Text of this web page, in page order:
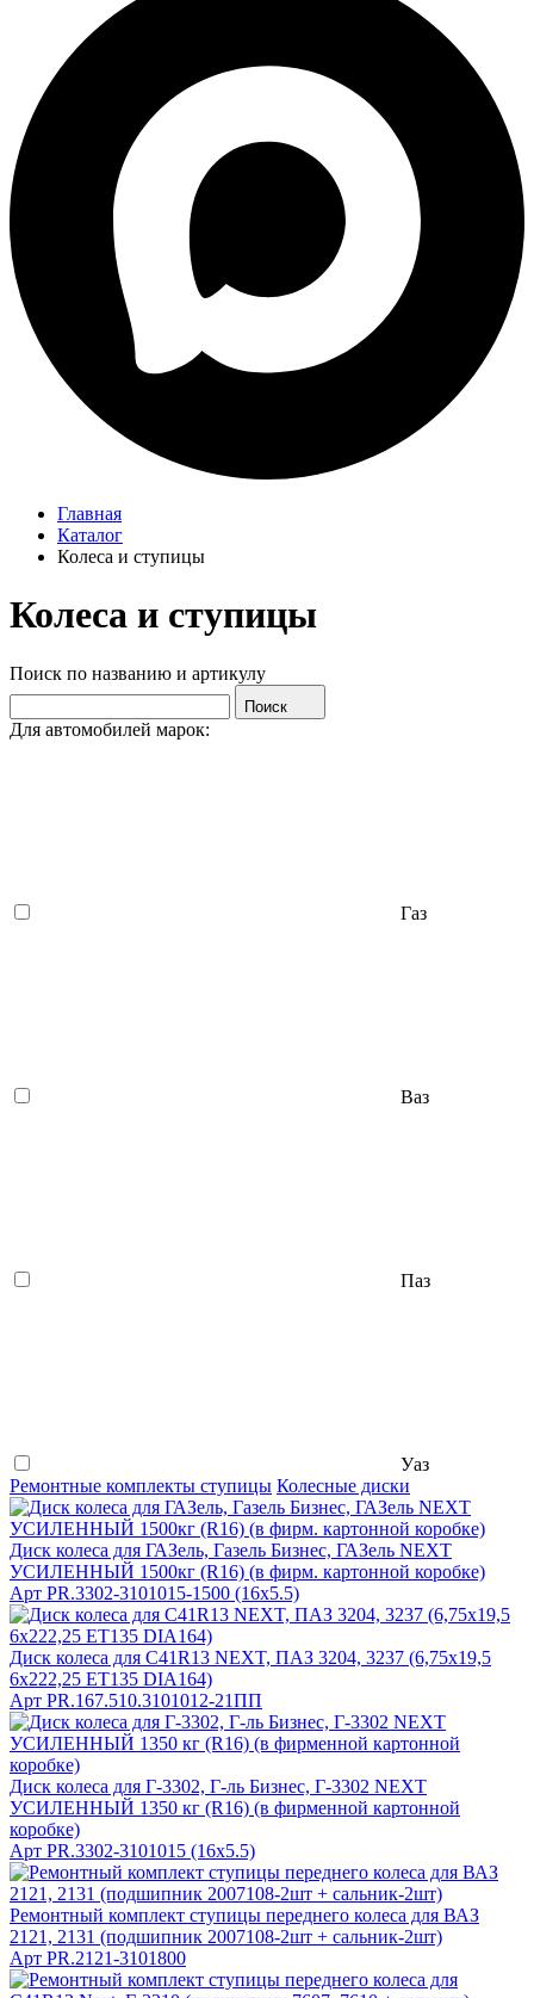
Главная
Каталог
Колеса и ступицы
Колеса и ступицы
Поиск по названию и артикулу
Поиск
Для автомобилей марок:
Газ
Ваз
Паз
Уаз
Ремонтные комплекты ступицы Колесные диски
Диск колеса для ГАЗель, Газель Бизнес, ГАЗель NEXT
УСИЛЕННЫЙ 1500кг (R16) (в фирм. картонной коробке)
Арт PR.3302-3101015-1500 (16х5.5)
Диск колеса для C41R13 NEXT, ПАЗ 3204, 3237 (6,75х19,5
6x222,25 ET135 DIA164)
Арт PR.167.510.3101012-21ПП
Диск колеса для Г-3302, Г-ль Бизнес, Г-3302 NEXT
УСИЛЕННЫЙ 1350 кг (R16) (в фирменной картонной
коробке)
Арт PR.3302-3101015 (16х5.5)
Ремонтный комплект ступицы переднего колеса для ВАЗ
2121, 2131 (подшипник 2007108-2шт + сальник-2шт)
Арт PR.2121-3101800